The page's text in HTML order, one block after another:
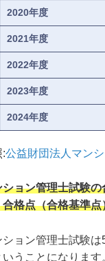
2020年度
2021年度
2022年度
2023年度
2024年度
:公益財団法人マン
ション管理士試験
合格点（合格基準
ション管理士試験
いうことになります